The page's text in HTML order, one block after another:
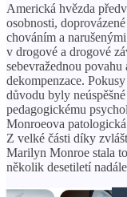
Americká hvězda
osobnosti,
chováním a
v drogové a drogové
sebevražednou
dekompenzace.
důvodu byly
pedagogickému
Monroeova
Z velké části díky
Marilyn Monroe stala
několik desetiletí